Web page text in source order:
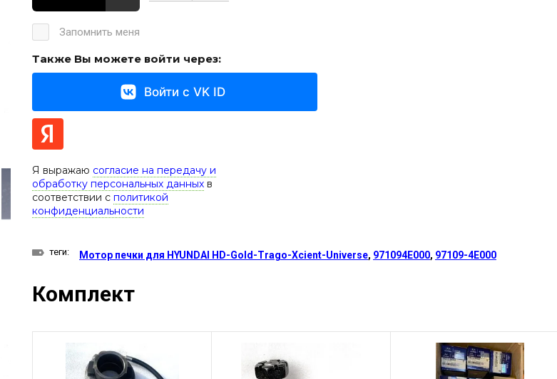
Запомнить меня
Также Вы можете войти через:
Войти с VK ID
Я выражаю согласие на передачу и
обработку персональных данных в
соответствии с политикой
конфиденциальности
теги: Мотор печки для HYUNDAI HD-Gold-Trago-Xcient-Universe, 971094E000, 97109-4E000
Комплект